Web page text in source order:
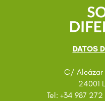
DATOS
C/ Alcázar
24001
Tel: +34 987